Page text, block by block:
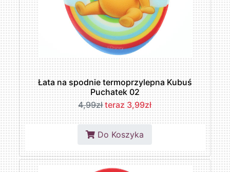
Łata na spodnie termoprzylepna Kubuś
Puchatek 02
4,99zł teraz 3,99zł
Do Koszyka